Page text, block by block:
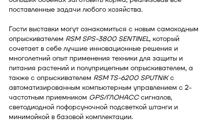
поставленные задачи любого хозяйства.
Гости выставки могут ознакомиться с новым самоходным
опрыскивателем RSM SPS-3800 SENTINEL, который
сочетает в себе лучшие инновационные решения и
многолетний опыт применения техники для защиты и
питания растений и полуприцепным опрыскивателем, а
также с опрыскивателем RSM TS-6200 SPUTNIKс
автоматизированным компьютерным управлением с 2-
частотным приемником GPS/ГЛОНАССсигналов,
светодиодной пофорсуночной подсветкой штанги и
минимойкой в базовой комплектации.